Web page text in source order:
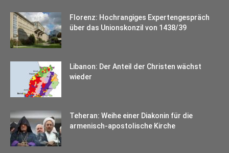
Florenz: Hochrangiges Expertengespräch
über das Unionskonzil von 1438/39
Libanon: Der Anteil der Christen wächst
wieder
Teheran: Weihe einer Diakonin für die
armenisch-apostolische Kirche